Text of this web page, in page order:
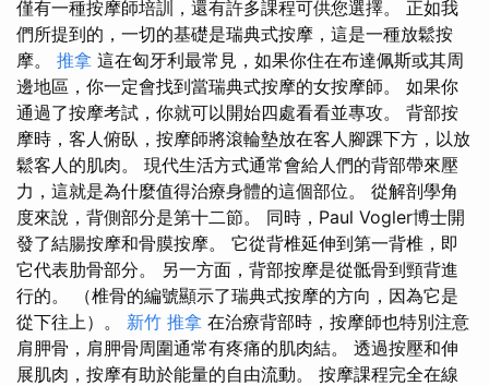
僅有一種按摩師培訓，還有許多課程可供您選擇。 正如我
們所提到的，一切的基礎是瑞典式按摩，這是一種放鬆按
摩。 推拿 這在匈牙利最常見，如果你住在布達佩斯或其周
邊地區，你一定會找到當瑞典式按摩的女按摩師。 如果你
通過了按摩考試，你就可以開始四處看看並專攻。 背部按
摩時，客人俯臥，按摩師將滾輪墊放在客人腳踝下方，以放
鬆客人的肌肉。 現代生活方式通常會給人們的背部帶來壓
力，這就是為什麼值得治療身體的這個部位。 從解剖學角
度來說，背側部分是第十二節。 同時，Paul Vogler博士開
發了結腸按摩和骨膜按摩。 它從背椎延伸到第一背椎，即
它代表肋骨部分。 另一方面，背部按摩是從骶骨到頸背進
行的。 （椎骨的編號顯示了瑞典式按摩的方向，因為它是
從下往上）。 新竹 推拿 在治療背部時，按摩師也特別注意
肩胛骨，肩胛骨周圍通常有疼痛的肌肉結。 透過按壓和伸
展肌肉，按摩有助於能量的自由流動。 按摩課程完全在線